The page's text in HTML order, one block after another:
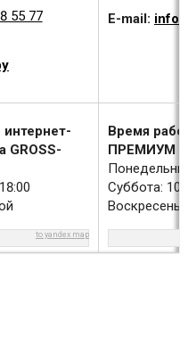
55 77 E-mail:
GROSS-
to yandex map
Время
ПРЕМИУМ
Суббота: